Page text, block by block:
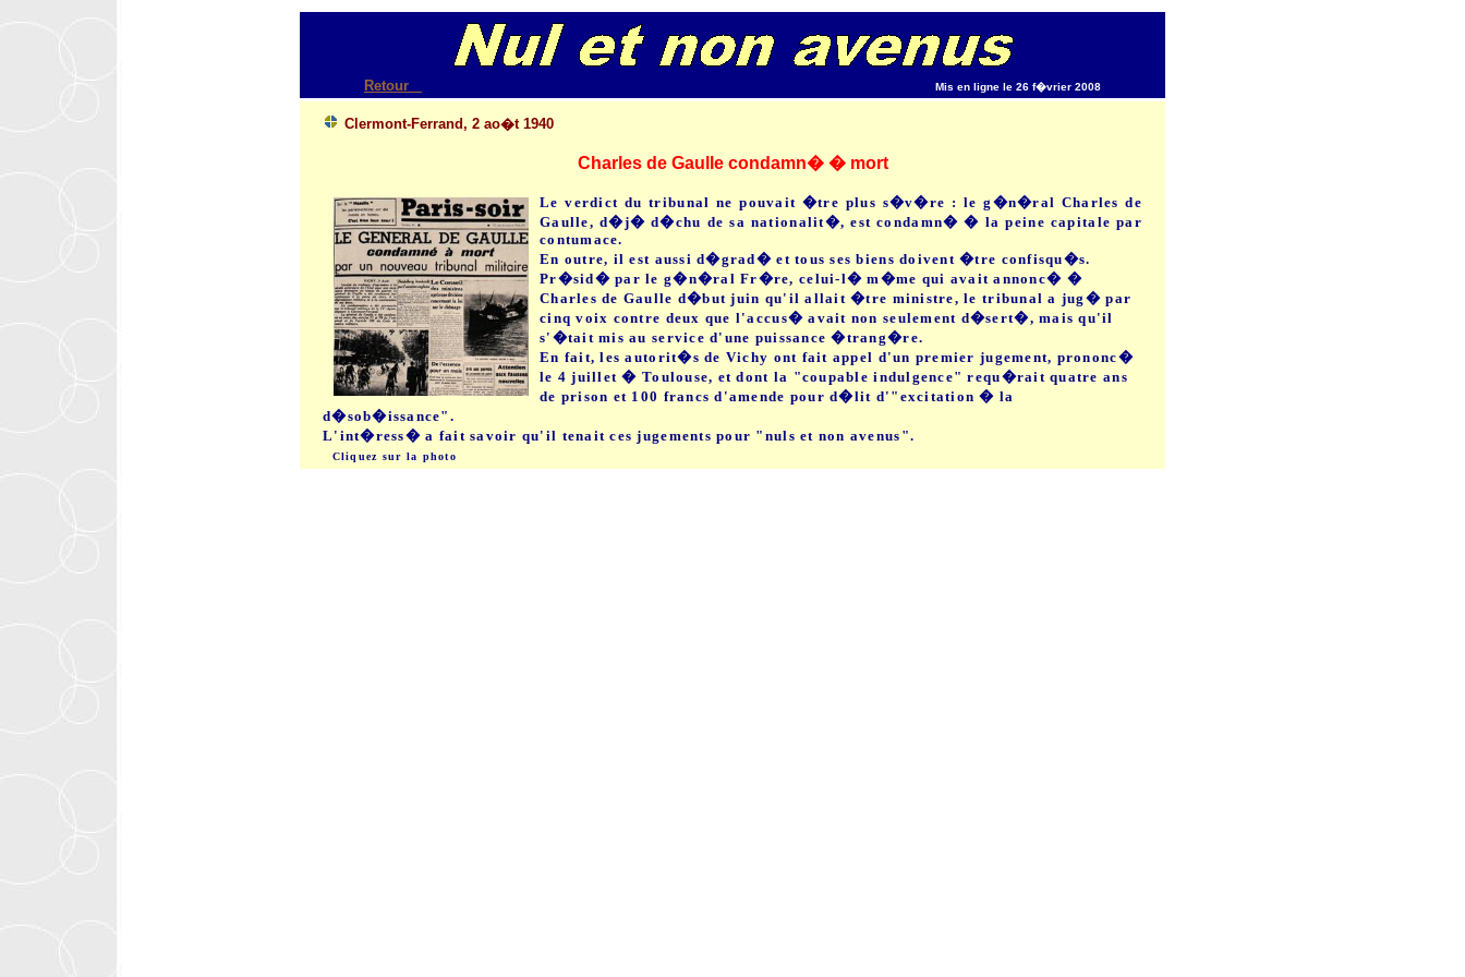
Retour Mis en ligne le 26 f�vrier 2008
Clermont-Ferrand, 2 ao�t 1940
Charles de Gaulle condamn� � mort
Le verdict du tribunal ne pouvait �tre plus s�v�re : le g�n�ral Charles de
Gaulle, d�j� d�chu de sa nationalit�, est condamn� � la peine capitale par
contumace.
En outre, il est aussi d�grad� et tous ses biens doivent �tre confisqu�s.
Pr�sid� par le g�n�ral Fr�re, celui-l� m�me qui avait annonc� �
Charles de Gaulle d�but juin qu'il allait �tre ministre, le tribunal a jug� par
cinq voix contre deux que l'accus� avait non seulement d�sert�, mais qu'il
s'�tait mis au service d'une puissance �trang�re.
En fait, les autorit�s de Vichy ont fait appel d'un premier jugement, prononc�
le 4 juillet � Toulouse, et dont la "coupable indulgence" requ�rait quatre ans
de prison et 100 francs d'amende pour d�lit d'"excitation � la
d�sob�issance".
L'int�ress� a fait savoir qu'il tenait ces jugements pour "nuls et non avenus".
Cliquez sur la photo